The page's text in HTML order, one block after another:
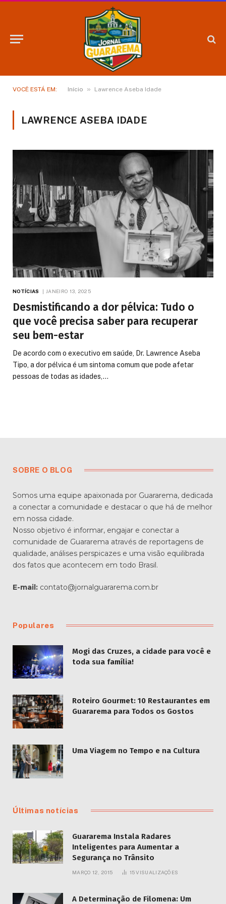
VOCÊ ESTÁ EM: Início » Lawrence Aseba Idade
LAWRENCE ASEBA IDADE
NOTÍCIAS JANEIRO 13, 2025
Desmistificando a dor pélvica: Tudo o
que você precisa saber para recuperar
seu bem-estar
De acordo com o executivo em saúde, Dr. Lawrence Aseba
Tipo, a dor pélvica é um sintoma comum que pode afetar
pessoas de todas as idades,…
SOBRE O BLOG
Somos uma equipe apaixonada por Guararema, dedicada
a conectar a comunidade e destacar o que há de melhor
em nossa cidade.
Nosso objetivo é informar, engajar e conectar a
comunidade de Guararema através de reportagens de
qualidade, análises perspicazes e uma visão equilibrada
dos fatos que acontecem em todo Brasil.
E-mail: contato@jornalguararema.com.br
Populares
Mogi das Cruzes, a cidade para você e
toda sua família!
Roteiro Gourmet: 10 Restaurantes em
Guararema para Todos os Gostos
Uma Viagem no Tempo e na Cultura
Últimas notícias
Guararema Instala Radares
Inteligentes para Aumentar a
Segurança no Trânsito
MARÇO 12, 2015 15VISUALIZAÇÕES
A Determinação de Filomena: Um